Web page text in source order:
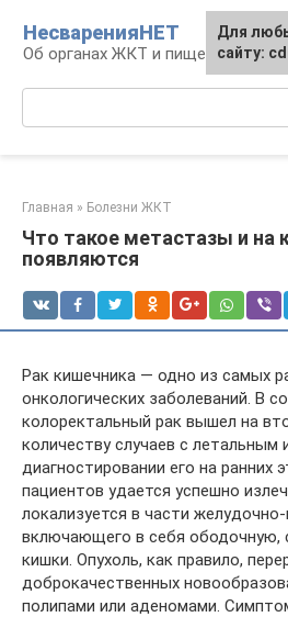
контенту
НесваренияНЕТ
Об органах ЖКТ и пищеварении
Главная » Болезни ЖКТ
Что такое метастазы и на
появляются
Рак кишечника — одно из самых
онкологических заболеваний. В
колоректальный рак вышел на
количеству случаев с летальным
диагностировании его на ранних
пациентов удается успешно
локализуется в части
включающего в себя ободочную,
кишки. Опухоль, как правило,
доброкачественных
полипами или аденомами.
Для
сайту: